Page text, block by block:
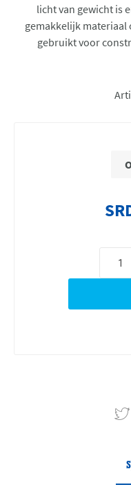
licht van gewicht is
gemakkelijk materiaal
gebruikt voor